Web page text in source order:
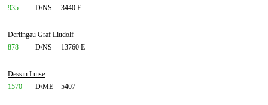
935
D/NS 3440 E
Derlingau Graf Liudolf
878
D/NS 13760 E
Dessin Luise
1570
D/ME 5407